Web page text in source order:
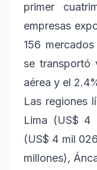
primer
empresas
156
se transportó
aérea y el
Las regiones
Lima (US$ 4
(US$ 4 mil
millones),